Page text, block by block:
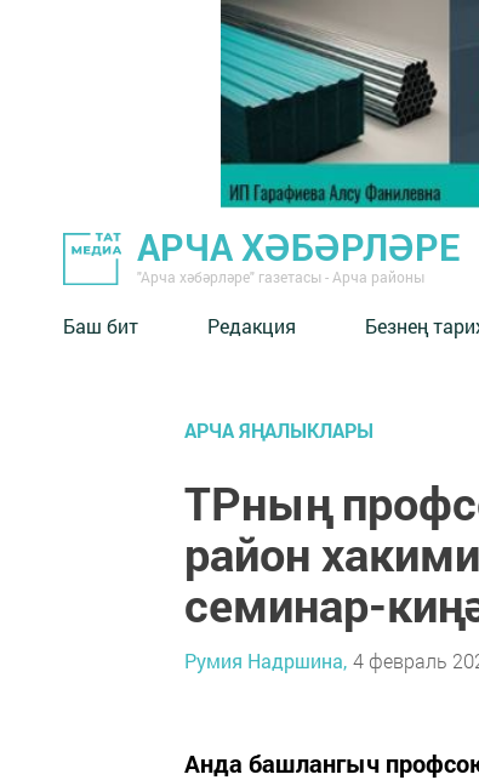
АРЧА ХӘБӘРЛӘРЕ
"Арча хәбәрләре" газетасы - Арча районы
Баш бит Редакция Безнең
АРЧА ЯҢАЛЫКЛАРЫ
ТРның
район
семинар-
Румия Надршина, 4 февраль
Анда башлангыч